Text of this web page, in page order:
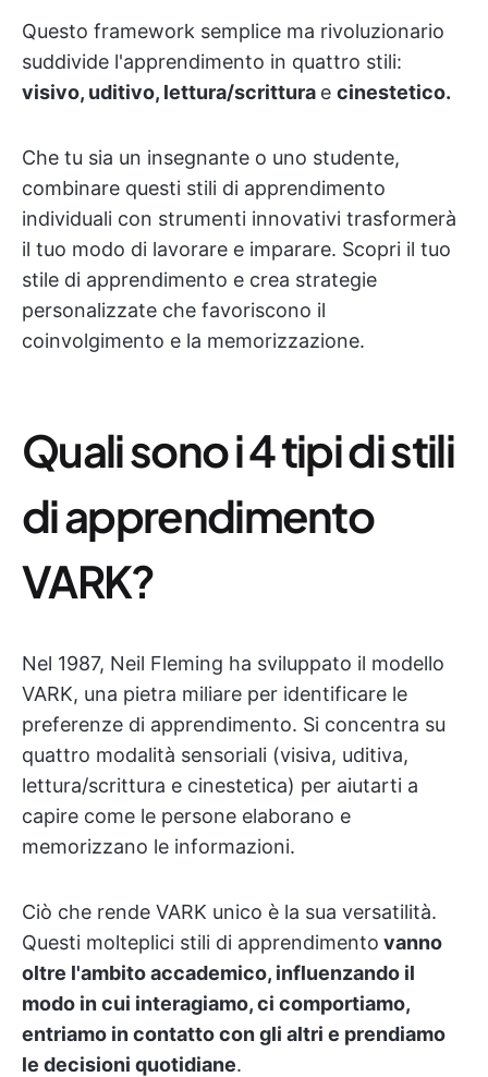
Questo framework semplice ma rivoluzionario
suddivide l'apprendimento in quattro stili:
visivo, uditivo, lettura/scrittura e cinestetico.
Che tu sia un insegnante o uno studente,
combinare questi stili di apprendimento
individuali con strumenti innovativi trasformerà
il tuo modo di lavorare e imparare. Scopri il tuo
stile di apprendimento e crea strategie
personalizzate che favoriscono il
coinvolgimento e la memorizzazione.
Quali sono i 4 tipi di stili
di apprendimento
VARK?
Nel 1987, Neil Fleming ha sviluppato il modello
VARK, una pietra miliare per identificare le
preferenze di apprendimento. Si concentra su
quattro modalità sensoriali (visiva, uditiva,
lettura/scrittura e cinestetica) per aiutarti a
capire come le persone elaborano e
memorizzano le informazioni.
Ciò che rende VARK unico è la sua versatilità.
Questi molteplici stili di apprendimento vanno
oltre l'ambito accademico, influenzando il
modo in cui interagiamo, ci comportiamo,
entriamo in contatto con gli altri e prendiamo
le decisioni quotidiane.